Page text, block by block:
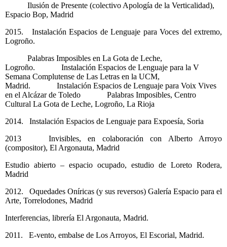
Ilusión de Presente (colectivo Apología de la Verticalidad),
Espacio Bop, Madrid
2015. Instalación Espacios de Lenguaje para Voces del extremo,
Logroño.
Palabras Imposibles en La Gota de Leche,
Logroño. Instalación Espacios de Lenguaje para la V
Semana Complutense de Las Letras en la UCM,
Madrid. Instalación Espacios de Lenguaje para Voix Vives
en el Alcázar de Toledo Palabras Imposibles, Centro
Cultural La Gota de Leche, Logroño, La Rioja
2014. Instalación Espacios de Lenguaje para Expoesía, Soria
2013 Invisibles, en colaboración con Alberto Arroyo
(compositor), El Argonauta, Madrid
Estudio abierto – espacio ocupado, estudio de Loreto Rodera,
Madrid
2012. Oquedades Oníricas (y sus reversos) Galería Espacio para el
Arte, Torrelodones, Madrid
Interferencias, librería El Argonauta, Madrid.
2011. E-vento, embalse de Los Arroyos, El Escorial, Madrid.